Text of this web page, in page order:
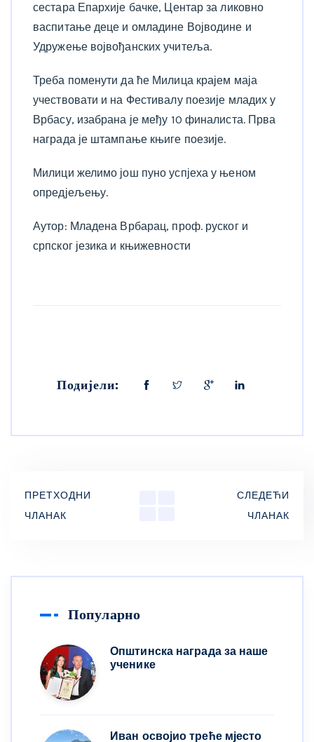
сестара Епархије бачке, Центар за ликовно
васпитање деце и омладине Војводине и
Удружење војвођанских учитеља.
Треба поменути да ће Милица крајем маја
учествовати и на Фестивалу поезије младих у
Врбасу, изабрана је међу 10 финалиста. Прва
награда је штампање књиге поезије.
Милици желимо још пуно успјеха у њеном
опредјељењу.
Аутор: Младена Врбарац, проф. руског и
српског језика и књижевности
Подијели:
ПРЕТХОДНИ
ЧЛАНАК
СЛЕДЕЋИ
ЧЛАНАК
Популарно
Општинска награда за наше
ученике
Иван освојио треће мјесто